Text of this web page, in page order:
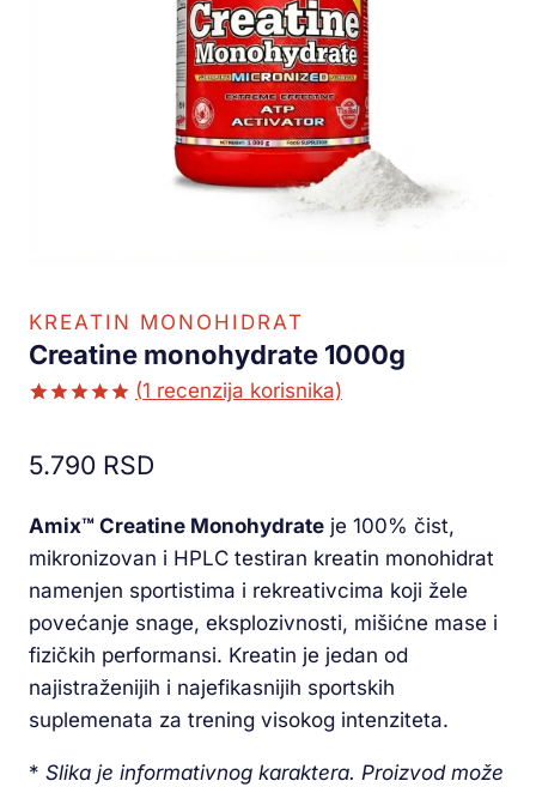
KREATIN MONOHIDRAT
Creatine monohydrate 1000g
na osnovu
ocene
(1 recenzija korisnika)
5.790 RSD
Amix™ Creatine Monohydrate je 100% čist,
mikronizovan i HPLC testiran kreatin monohidrat
namenjen sportistima i rekreativcima koji žele
povećanje snage, eksplozivnosti, mišićne mase i
fizičkih performansi. Kreatin je jedan od
najistraženijih i najefikasnijih sportskih
suplemenata za trening visokog intenziteta.
* Slika je informativnog karaktera. Proizvod može